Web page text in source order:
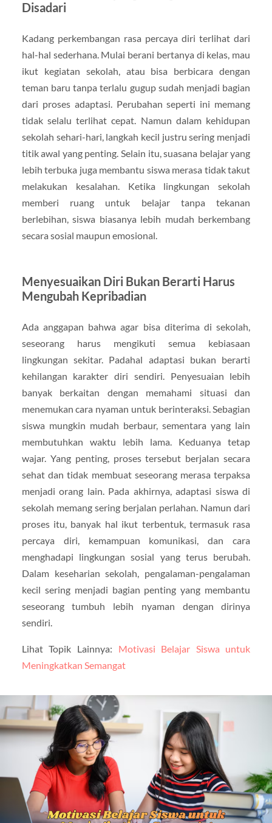
Disadari
Kadang perkembangan rasa percaya diri terlihat dari
hal-hal sederhana. Mulai berani bertanya di kelas, mau
ikut kegiatan sekolah, atau bisa berbicara dengan
teman baru tanpa terlalu gugup sudah menjadi bagian
dari proses adaptasi. Perubahan seperti ini memang
tidak selalu terlihat cepat. Namun dalam kehidupan
sekolah sehari-hari, langkah kecil justru sering menjadi
titik awal yang penting. Selain itu, suasana belajar yang
lebih terbuka juga membantu siswa merasa tidak takut
melakukan kesalahan. Ketika lingkungan sekolah
memberi ruang untuk belajar tanpa tekanan
berlebihan, siswa biasanya lebih mudah berkembang
secara sosial maupun emosional.
Menyesuaikan Diri Bukan Berarti Harus
Mengubah Kepribadian
Ada anggapan bahwa agar bisa diterima di sekolah,
seseorang harus mengikuti semua kebiasaan
lingkungan sekitar. Padahal adaptasi bukan berarti
kehilangan karakter diri sendiri. Penyesuaian lebih
banyak berkaitan dengan memahami situasi dan
menemukan cara nyaman untuk berinteraksi. Sebagian
siswa mungkin mudah berbaur, sementara yang lain
membutuhkan waktu lebih lama. Keduanya tetap
wajar. Yang penting, proses tersebut berjalan secara
sehat dan tidak membuat seseorang merasa terpaksa
menjadi orang lain. Pada akhirnya, adaptasi siswa di
sekolah memang sering berjalan perlahan. Namun dari
proses itu, banyak hal ikut terbentuk, termasuk rasa
percaya diri, kemampuan komunikasi, dan cara
menghadapi lingkungan sosial yang terus berubah.
Dalam keseharian sekolah, pengalaman-pengalaman
kecil sering menjadi bagian penting yang membantu
seseorang tumbuh lebih nyaman dengan dirinya
sendiri.
Lihat Topik Lainnya: Motivasi Belajar Siswa untuk
Meningkatkan Semangat